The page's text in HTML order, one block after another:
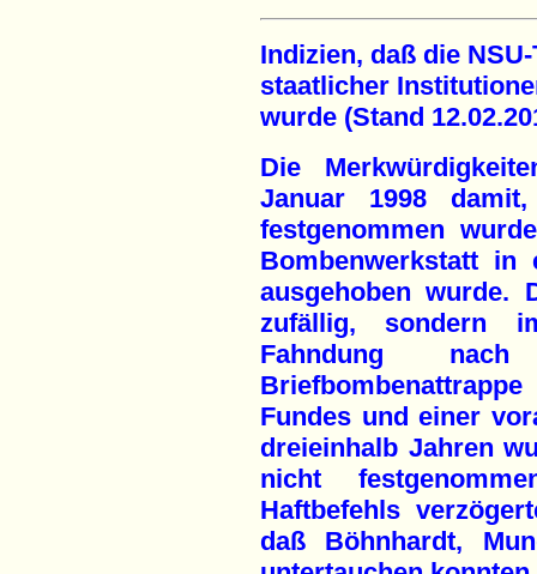
Indizien, daß die
staatlicher
wurde (Stand
Die
Januar 1998
festgenommen
Bombenwerkstatt in
ausgehoben wurde.
zufällig, sondern
Fahndung
Fundes und einer
dreieinhalb Jahren
nicht
Haftbefehls
daß Böhnhardt,